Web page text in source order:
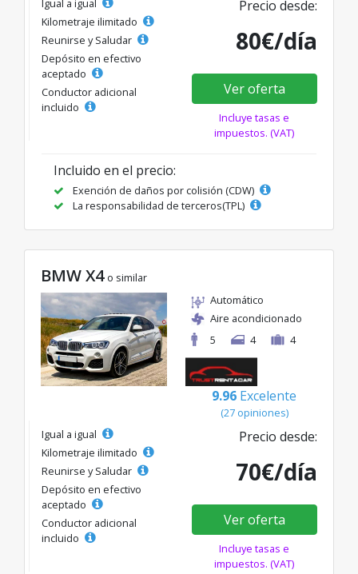
Igual a igual
Kilometraje ilimitado
Reunirse y Saludar
Depósito en efectivo
aceptado
Conductor adicional
incluido
Precio desde:
80€/día
Ver oferta
Incluye tasas e
impuestos. (VAT)
Incluido en el precio:
Exención de daños por colisión (CDW)
La responsabilidad de terceros(TPL)
BMW X4 o similar
Automático
Aire acondicionado
5
4 4
9.96 Excelente
(27 opiniones)
Igual a igual
Kilometraje ilimitado
Reunirse y Saludar
Depósito en efectivo
aceptado
Conductor adicional
incluido
Precio desde:
70€/día
Ver oferta
Incluye tasas e
impuestos. (VAT)